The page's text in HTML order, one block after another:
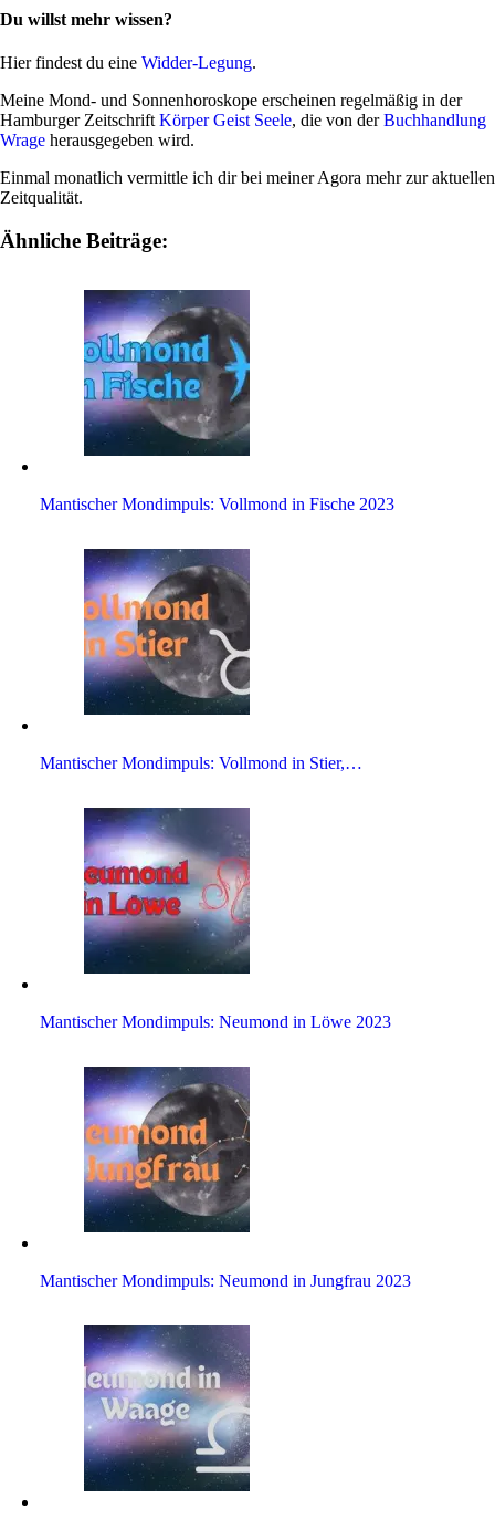
Du willst mehr wissen?
Hier fin­dest du eine Widder-Legung.
Meine Mond- und Son­nen­ho­ro­skope erscheinen regel­mäßig in der
Ham­burger Zeit­schrift Körper Geist Seele, die von derBuch­hand­lung
Wrage her­aus­ge­geben wird.
Einmal monat­lich ver­mittle ich dir bei meiner Agora mehr zur aktu­ellen
Zeitqualität.
Ähnliche Beiträge:
Man­ti­scher Mond­im­puls: Voll­mond in Fische 2023
Man­ti­scher Mond­im­puls: Voll­mond in Stier,…
Man­ti­scher Mond­im­puls: Neu­mond in Löwe 2023
Man­ti­scher Mond­im­puls: Neu­mond in Jung­frau 2023